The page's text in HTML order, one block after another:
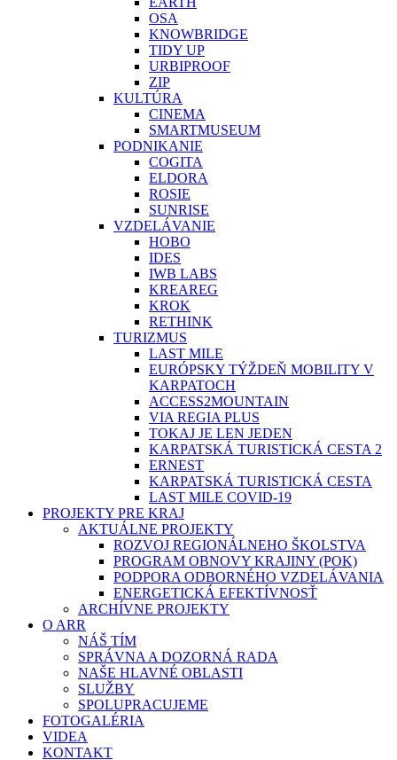
OSA
KNOWBRIDGE
TIDY UP
URBIPROOF
ZIP
KULTÚRA
CINEMA
SMARTMUSEUM
PODNIKANIE
COGITA
ELDORA
ROSIE
SUNRISE
VZDELÁVANIE
HOBO
IDES
IWB LABS
KREAREG
KROK
RETHINK
TURIZMUS
LAST MILE
EURÓPSKY TÝŽDEŇ MOBILITY V
KARPATOCH
ACCESS2MOUNTAIN
VIA REGIA PLUS
TOKAJ JE LEN JEDEN
KARPATSKÁ TURISTICKÁ CESTA 2
ERNEST
KARPATSKÁ TURISTICKÁ CESTA
LAST MILE COVID-19
PROJEKTY PRE KRAJ
AKTUÁLNE PROJEKTY
ROZVOJ REGIONÁLNEHO ŠKOLSTVA
PROGRAM OBNOVY KRAJINY (POK)
PODPORA ODBORNÉHO VZDELÁVANIA
ENERGETICKÁ EFEKTÍVNOSŤ
ARCHÍVNE PROJEKTY
O ARR
NÁŠ TÍM
SPRÁVNA A DOZORNÁ RADA
NAŠE HLAVNÉ OBLASTI
SLUŽBY
SPOLUPRACUJEME
FOTOGALÉRIA
VIDEA
KONTAKT